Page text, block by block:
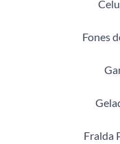
Fones
Fralda